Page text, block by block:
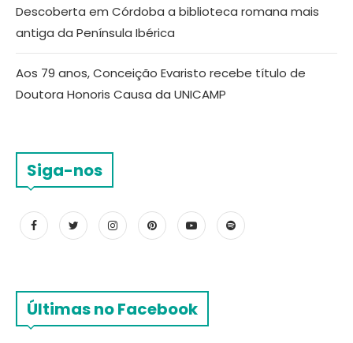
Descoberta em Córdoba a biblioteca romana mais
antiga da Península Ibérica
Aos 79 anos, Conceição Evaristo recebe título de
Doutora Honoris Causa da UNICAMP
Siga-nos
Últimas no Facebook